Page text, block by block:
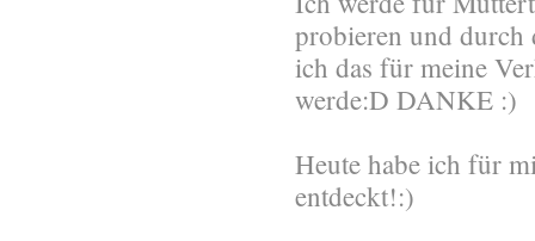
probieren und durch
ich das für meine
werde:D DANKE :)
Heute habe ich für
entdeckt!:)